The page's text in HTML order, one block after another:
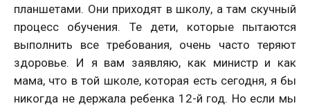
планшетами. Они приходят в школу, а там скучный
процесс обучения. Те дети, которые пытаются
выполнить все требования, очень часто теряют
здоровье. И я вам заявляю, как министр и как
мама, что в той школе, которая есть сегодня, я бы
никогда не держала ребенка 12-й год. Но если мы